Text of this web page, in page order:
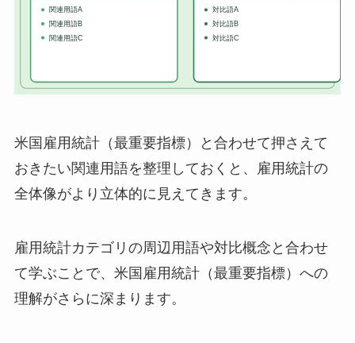
米国雇用統計（最重要指標）と合わせて押さえて
おきたい関連用語を整理しておくと、雇用統計の
全体像がより立体的に見えてきます。
雇用統計カテゴリの周辺用語や対比概念と合わせ
て学ぶことで、米国雇用統計（最重要指標）への
理解がさらに深まります。